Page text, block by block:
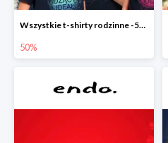
Wszystkie t-shirty rodzinne -50%
50%